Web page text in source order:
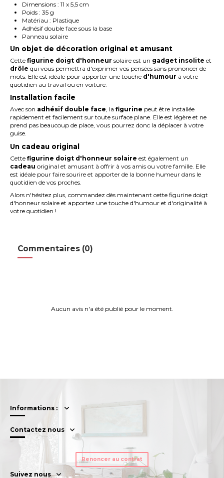
Dimensions : 11 x 5,5 cm
Poids : 35 g
Matériau : Plastique
Adhésif double face sous la base
Panneau solaire
Un objet de décoration original et amusant
Cette figurine doigt d'honneur solaire est un gadget insolite et
drôle qui vous permettra d'exprimer vos pensées sans prononcer de
mots. Elle est idéale pour apporter une touche d'humour à votre
quotidien au travail ou en voiture.
Installation facile
Avec son adhésif double face, lafigurine peut être installée
rapidement et facilement sur toute surface plane. Elle est légère et ne
prend pas beaucoup de place, vous pourrez donc la déplacer à votre
guise.
Un cadeau original
Cettefigurine doigt d'honneur solaire est également un
cadeau original et amusant à offrir à vos amis ou votre famille. Elle
est idéale pour faire sourire et apporter de la bonne humeur dans le
quotidien de vos proches.
Alors n'hésitez plus, commandez dès maintenant cette figurine doigt
d'honneur solaire et apportez une touche d'humour et d'originalité à
votre quotidien !
Commentaires (0)
Aucun avis n'a été publié pour le moment.
Informations :
Contactez nous
Renoncer au contrat
Suivez nous